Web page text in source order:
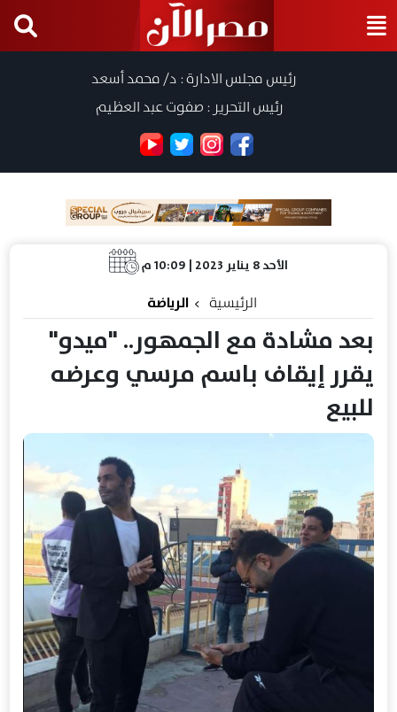
رئيس مجلس الادارة : د/ محمد أسعد
رئيس التحرير : صفوت عبد العظيم
الأحد 8 يناير 2023 | 10:09 م
الرئيسية الرياضة
بعد مشادة مع الجمهور.. "ميدو"
يقرر إيقاف باسم مرسي وعرضه
للبيع